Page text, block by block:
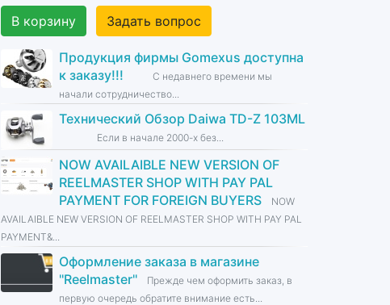
В корзину Задать вопрос
Продукция фирмы Gomexus доступна
к заказу!!!
С недавнего времени мы
начали сотрудничество...
Технический Обзор Daiwa TD-Z 103ML
Если в начале 2000-х без...
NOW AVAILAIBLE NEW VERSION OF
REELMASTER SHOP WITH PAY PAL
PAYMENT FOR FOREIGN BUYERS
NOW
AVAILAIBLE NEW VERSION OF REELMASTER SHOP WITH PAY PAL
PAYMENT&...
Оформление заказа в магазине
''Reelmaster''
Прежде чем оформить заказ, в
первую очередь обратите внимание есть...